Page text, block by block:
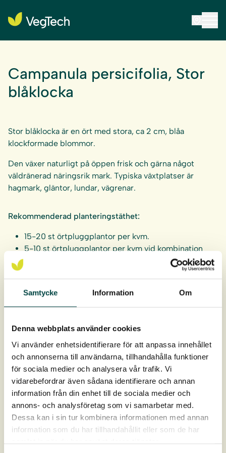
Samtycke Information Om
Denna webbplats använder cookies
Vi använder enhetsidentifierare för att anpassa innehållet
och annonserna till användarna, tillhandahålla funktioner
för sociala medier och analysera vår trafik. Vi
vidarebefordrar även sådana identifierare och annan
information från din enhet till de sociala medier och
annons- och analysföretag som vi samarbetar med.
Dessa kan i sin tur kombinera informationen med annan
information som du har tillhandahållit eller som de har
samlat in när du har använt deras tjänster.
Campanula persicifolia, Stor
blåklocka
Stor blåklocka är en ört med stora, ca 2 cm, blåa
klockformade blommor.
Den växer naturligt på öppen frisk och gärna något
väldränerad näringsrik mark. Typiska växtplatser är
hagmark, gläntor, lundar, vägrenar.
Rekommenderad planteringstäthet:
15-20 st örtpluggplantor per kvm.
5-10 st örtpluggplantor per kvm vid kombination
Örtpluggplantorna levereras i hela brätten om 40 st.
Leverans: April-oktober
Produktdata